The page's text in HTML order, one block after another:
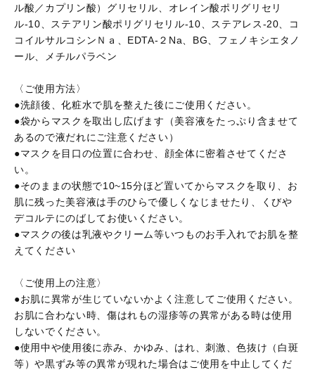
ル酸／カプリン酸）グリセリル、オレイン酸ポリグリセリ
ル-10、ステアリン酸ポリグリセリル-10、ステアレス-20、コ
コイルサルコシンＮａ、EDTA-２Na、BG、フェノキシエタノ
ール、メチルパラベン
〈ご使用方法〉
●洗顔後、化粧水で肌を整えた後にご使用ください。
●袋からマスクを取出し広げます（美容液をたっぷり含ませて
あるので液だれにご注意ください）
●マスクを目口の位置に合わせ、顔全体に密着させてくださ
い。
●そのままの状態で10~15分ほど置いてからマスクを取り、お
肌に残った美容液は手のひらで優しくなじませたり、くびや
デコルテにのばしてお使いください。
●マスクの後は乳液やクリーム等いつものお手入れでお肌を整
えてください
〈ご使用上の注意〉
●お肌に異常が生じていないかよく注意してご使用ください。
お肌に合わない時、傷はれもの湿疹等の異常がある時は使用
しないでください。
●使用中や使用後に赤み、かゆみ、はれ、刺激、色抜け（白斑
等）や黒ずみ等の異常が現れた場合はご使用を中止してくだ